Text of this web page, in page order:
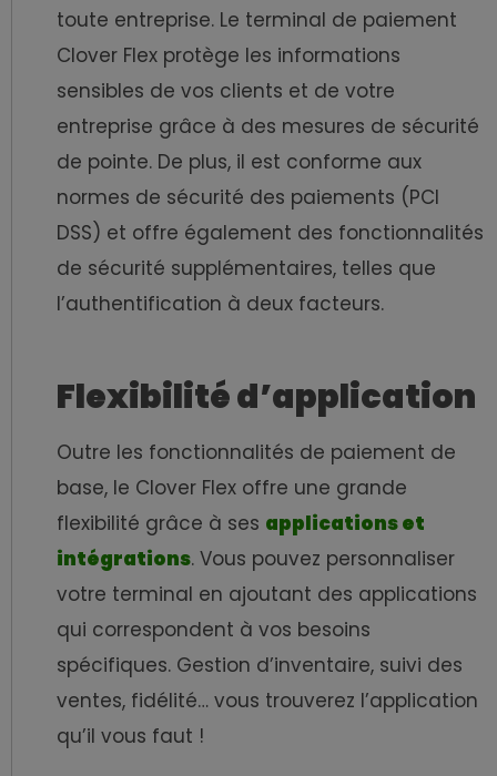
toute entreprise. Le terminal de paiement
Clover Flex protège les informations
sensibles de vos clients et de votre
entreprise grâce à des mesures de sécurité
de pointe. De plus, il est conforme aux
normes de sécurité des paiements (PCI
DSS) et offre également des fonctionnalités
de sécurité supplémentaires, telles que
l’authentification à deux facteurs.
Flexibilité d’application
Outre les fonctionnalités de paiement de
base, le Clover Flex offre une grande
flexibilité grâce à ses applications et
intégrations. Vous pouvez personnaliser
votre terminal en ajoutant des applications
qui correspondent à vos besoins
spécifiques. Gestion d’inventaire, suivi des
ventes, fidélité… vous trouverez l’application
qu’il vous faut !